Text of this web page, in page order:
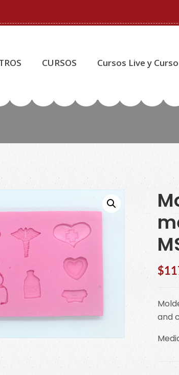
CURSOS Cursos Live y
$
and